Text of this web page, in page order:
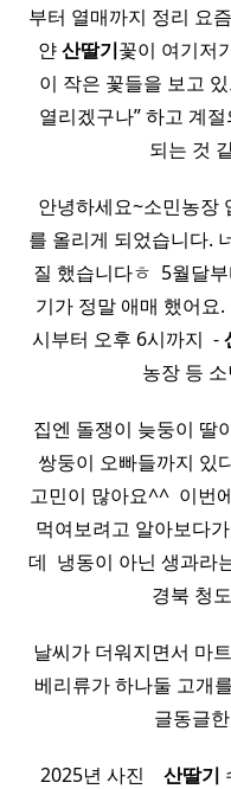
부터 열매까지 정리 요
얀산딸기꽃이 여기저
이 작은 꽃들을 보고
열리겠구나” 하고 계
되는 것
안녕하세요~소민농장
를 올리게 되었습니다.
질 했습니다ㅎ ​ 5월달
기가 정말 애매 했어요.
시부터 오후 6시까지​ ​ ​​-
농장 등
집엔 돌쟁이 늦둥이 딸
쌍둥이 오빠들까지 있
고민이 많아요^^ ​ 이번
먹여보려고 알아보다
데 ​ 냉동이 아닌 생과라
경북 청
날씨가 더워지면서 마
베리류가 하나둘 고개
글동글
​ 2025년 사진 ​ ​ ​ 산딸기